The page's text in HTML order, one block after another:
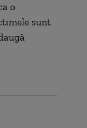
o
sunt